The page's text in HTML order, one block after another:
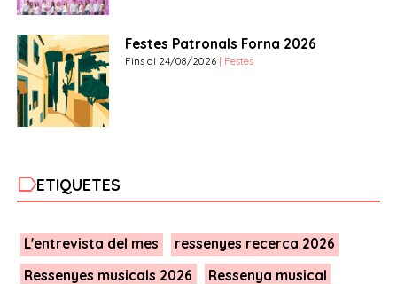
Festes Patronals Forna 2026
Fins al 24/08/2026 | Festes
labelETIQUETES
L'entrevista del mes
ressenyes recerca 2026
Ressenyes musicals 2026
Ressenya musical